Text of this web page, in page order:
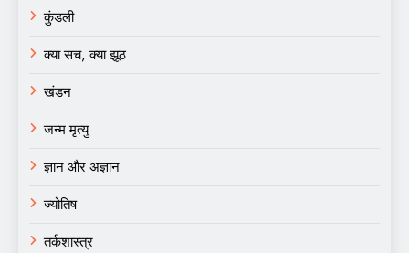
कुंडली
क्या सच, क्या झूठ
खंडन
जन्म मृत्यु
ज्ञान और अज्ञान
ज्योतिष
तर्कशास्त्र